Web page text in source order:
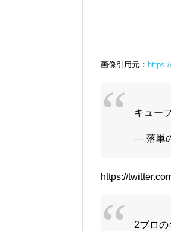
画像引用元：
キュー
— 落単
https://
2ブロ